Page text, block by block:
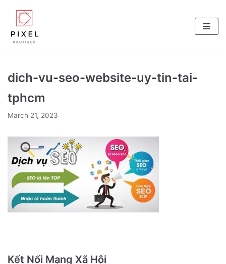
Skip
to
content
dich-vu-seo-website-uy-tin-tai-
tphcm
March 21, 2023
Kết Nối Mạng Xã Hội